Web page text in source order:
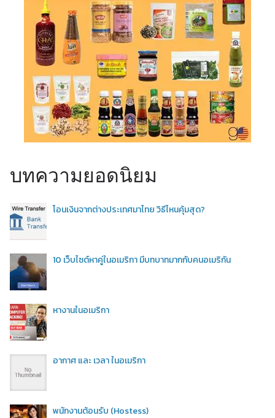
บทความยอดนิยม
โอนเงินจากต่างประเทศมาไทย วิธีไหนคุ้มสุด?
10 เว็บไซต์หาคู่ในอเมริกา มีบทบาทมากกับคนอเมริกัน
หางานในอเมริกา
อากาศ และ เวลา ในอเมริกา
พนักงานต้อนรับ (Hostess)